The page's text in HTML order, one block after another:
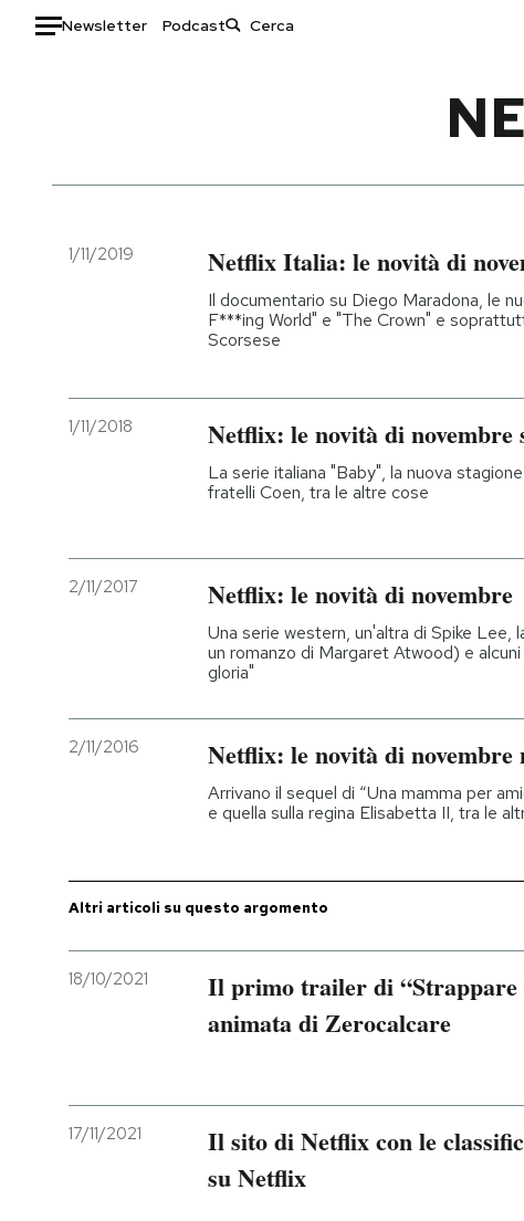
Newsletter Podcast
Italia
Politica
Moda
Ok Boomer!
Media
Mondiali calcio 2026
SHOP
AREA PERSONALE
Entra
1/11/2019 Netflix Italia: le novità di
Il documentario su Diego Maradona, le
F***ing World" e "The Crown" e
Scorsese
1/11/2018 Netflix: le novità di novembre
La serie italiana "Baby", la nuova
fratelli Coen, tra le altre cose
2/11/2017 Netflix: le novità di novembre
Una serie western, un'altra di Spike Lee,
un romanzo di Margaret Atwood) e
gloria"
2/11/2016 Netflix: le novità di novembre
Arrivano il sequel di “Una mamma per
e quella sulla regina Elisabetta II, tra le
Altri articoli su questo argomento
18/10/2021
Il primo trailer di “Strappare
animata di Zerocalcare
17/11/2021
Il sito di Netflix con le
su Netflix